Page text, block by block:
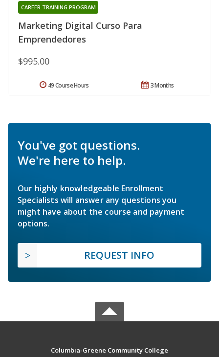
Marketing Digital Curso Para
Emprendedores
CAREER TRAINING PROGRAM
$995.00
3 Months
49 Course Hours
You've got questions.
We're here to help.
Our highly knowledgeable Enrollment
Specialists will answer any questions you
might have about the course and payment
options.
REQUEST INFO
Columbia-Greene Community College